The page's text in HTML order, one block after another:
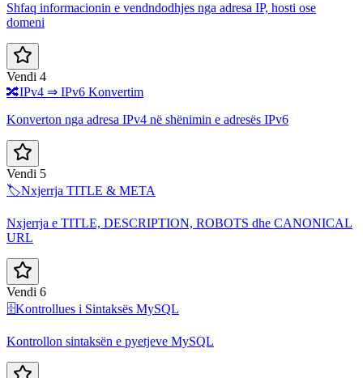
Shfaq informacionin e vendndodhjes nga adresa IP, hosti ose
domeni
Vendi 4
🔀IPv4 ⇒ IPv6 Konvertim
Konverton nga adresa IPv4 në shënimin e adresës IPv6
Vendi 5
🏷️Nxjerrja TITLE & META
Nxjerrja e TITLE, DESCRIPTION, ROBOTS dhe CANONICAL
URL
Vendi 6
🗄️Kontrollues i Sintaksës MySQL
Kontrollon sintaksën e pyetjeve MySQL